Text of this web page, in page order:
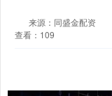
来源：同盛金配资
查看：109